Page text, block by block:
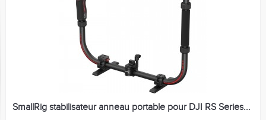
SmallRig stabilisateur anneau portable pour DJI RS Series...